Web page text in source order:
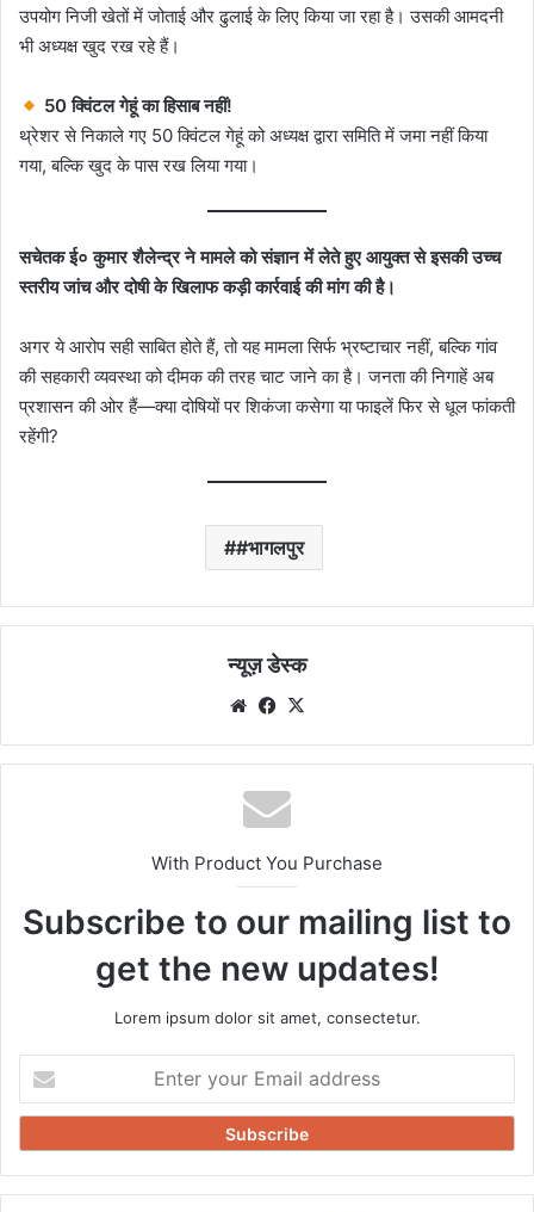
उपयोग निजी खेतों में जोताई और ढुलाई के लिए किया जा रहा है। उसकी आमदनी
भी अध्यक्ष खुद रख रहे हैं।
50 क्विंटल गेहूं का हिसाब नहीं!
थ्रेशर से निकाले गए 50 क्विंटल गेहूं को अध्यक्ष द्वारा समिति में जमा नहीं किया
गया, बल्कि खुद के पास रख लिया गया।
सचेतक ई० कुमार शैलेन्द्र ने मामले को संज्ञान में लेते हुए आयुक्त से इसकी उच्च
स्तरीय जांच और दोषी के खिलाफ कड़ी कार्रवाई की मांग की है।
अगर ये आरोप सही साबित होते हैं, तो यह मामला सिर्फ भ्रष्टाचार नहीं, बल्कि गांव
की सहकारी व्यवस्था को दीमक की तरह चाट जाने का है। जनता की निगाहें अब
प्रशासन की ओर हैं—क्या दोषियों पर शिकंजा कसेगा या फाइलें फिर से धूल फांकती
रहेंगी?
#भागलपुर
न्यूज़ डेस्क
WebsiteFacebook
With Product You Purchase
Subscribe to our mailing list to
get the new updates!
Lorem ipsum dolor sit amet, consectetur.
your
Email